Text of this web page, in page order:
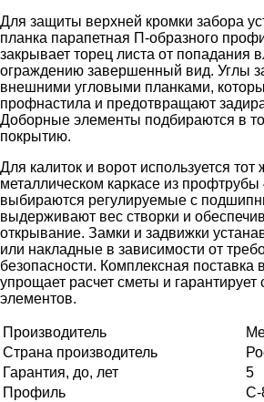
Для защиты верхней кромки забора
планка парапетная П-образного
закрывает торец листа от попадания
ограждению завершенный вид. Углы
внешними угловыми планками,
профнастила и предотвращают
Доборные элементы подбираются в
покрытию.
Для калиток и ворот используется
металлическом каркасе из
выбираются регулируемые с
выдерживают вес створки и
открывание. Замки и задвижки
или накладные в зависимости от
безопасности. Комплексная поставка
упрощает расчет сметы и гарантирует
элементов.
Производитель
Страна производитель
Гарантия, до, лет
5
Профиль
С-